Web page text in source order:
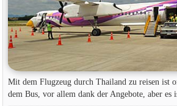
Mit dem Flugzeug durch Thailand zu reisen ist
dem Bus, vor allem dank der Angebote, aber es